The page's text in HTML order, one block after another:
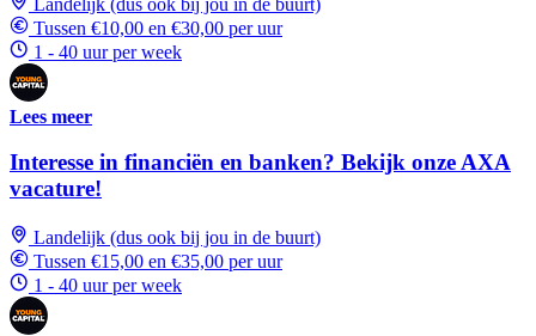
Tussen €10,00 en €30,00 per uur
1 - 40 uur per week
Lees meer
Interesse in financiën en banken? Bekijk onze AXA
vacature!
Landelijk (dus ook bij jou in de buurt)
Tussen €15,00 en €35,00 per uur
1 - 40 uur per week